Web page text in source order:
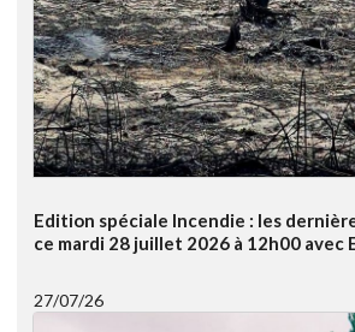
Edition spéciale Incendie : les
ce mardi 28 juillet 2026 à 12h00 avec
27/07/26